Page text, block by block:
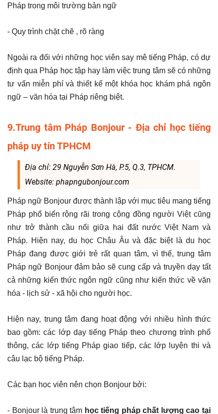
Pháp trong môi trường bản ngữ
- Quy trình chặt chẽ , rõ ràng
Ngoài ra đối với những học viên say mê tiếng Pháp, có dự
định qua Pháp học tập hay làm việc trung tâm sẽ có những
tư vấn miễn phí và thiết kế một khóa học khám phá ngôn
ngữ – văn hóa tại Pháp riêng biệt.
9.Trung tâm Pháp Bonjour - Địa chỉ học tiếng
pháp uy tín TPHCM
Địa chỉ: 29 Nguyễn Sơn Hà, P.5, Q.3, TPHCM.
Website: phapngubonjour.com
Pháp ngữ Bonjour được thành lập với mục tiêu mang tiếng
Pháp phổ biến rộng rãi trong cộng đồng người Việt cũng
như trở thành cầu nối giữa hai đất nước Việt Nam và
Pháp. Hiện nay, du học Châu Âu và đặc biệt là du học
Pháp đang được giới trẻ rất quan tâm, vì thế, trung tâm
Pháp ngữ Bonjour đảm bảo sẽ cung cấp và truyền dạy tất
cả những kiến thức ngôn ngữ cũng như kiến thức về văn
hóa - lịch sử - xã hội cho người học.
Hiện nay, trung tâm đang hoạt động với nhiều hình thức
bao gồm: các lớp dạy tiếng Pháp theo chương trình phổ
thông, các lớp tiếng Pháp giao tiếp, các lớp luyện thi và
câu lạc bộ tiếng Pháp.
Các bạn học viên nên chọn Bonjour bởi:
- Bonjour là trung tâm học tiếng pháp chất lượng cao tại